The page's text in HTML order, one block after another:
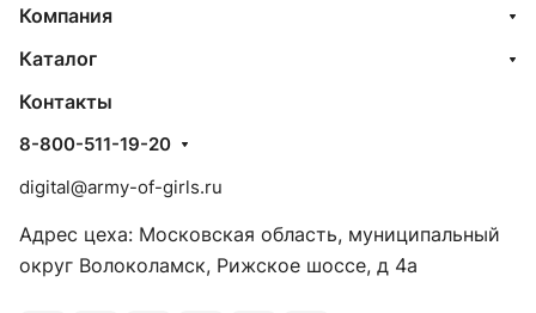
Компания
Каталог
Контакты
8-800-511-19-20
digital@army-of-girls.ru
Адрес цеха: Московская область, муниципальный
округ Волоколамск, Рижское шоссе, д 4а